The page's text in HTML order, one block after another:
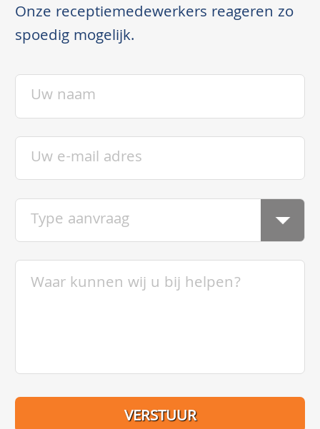
Onze receptiemedewerkers reageren zo
spoedig mogelijk.